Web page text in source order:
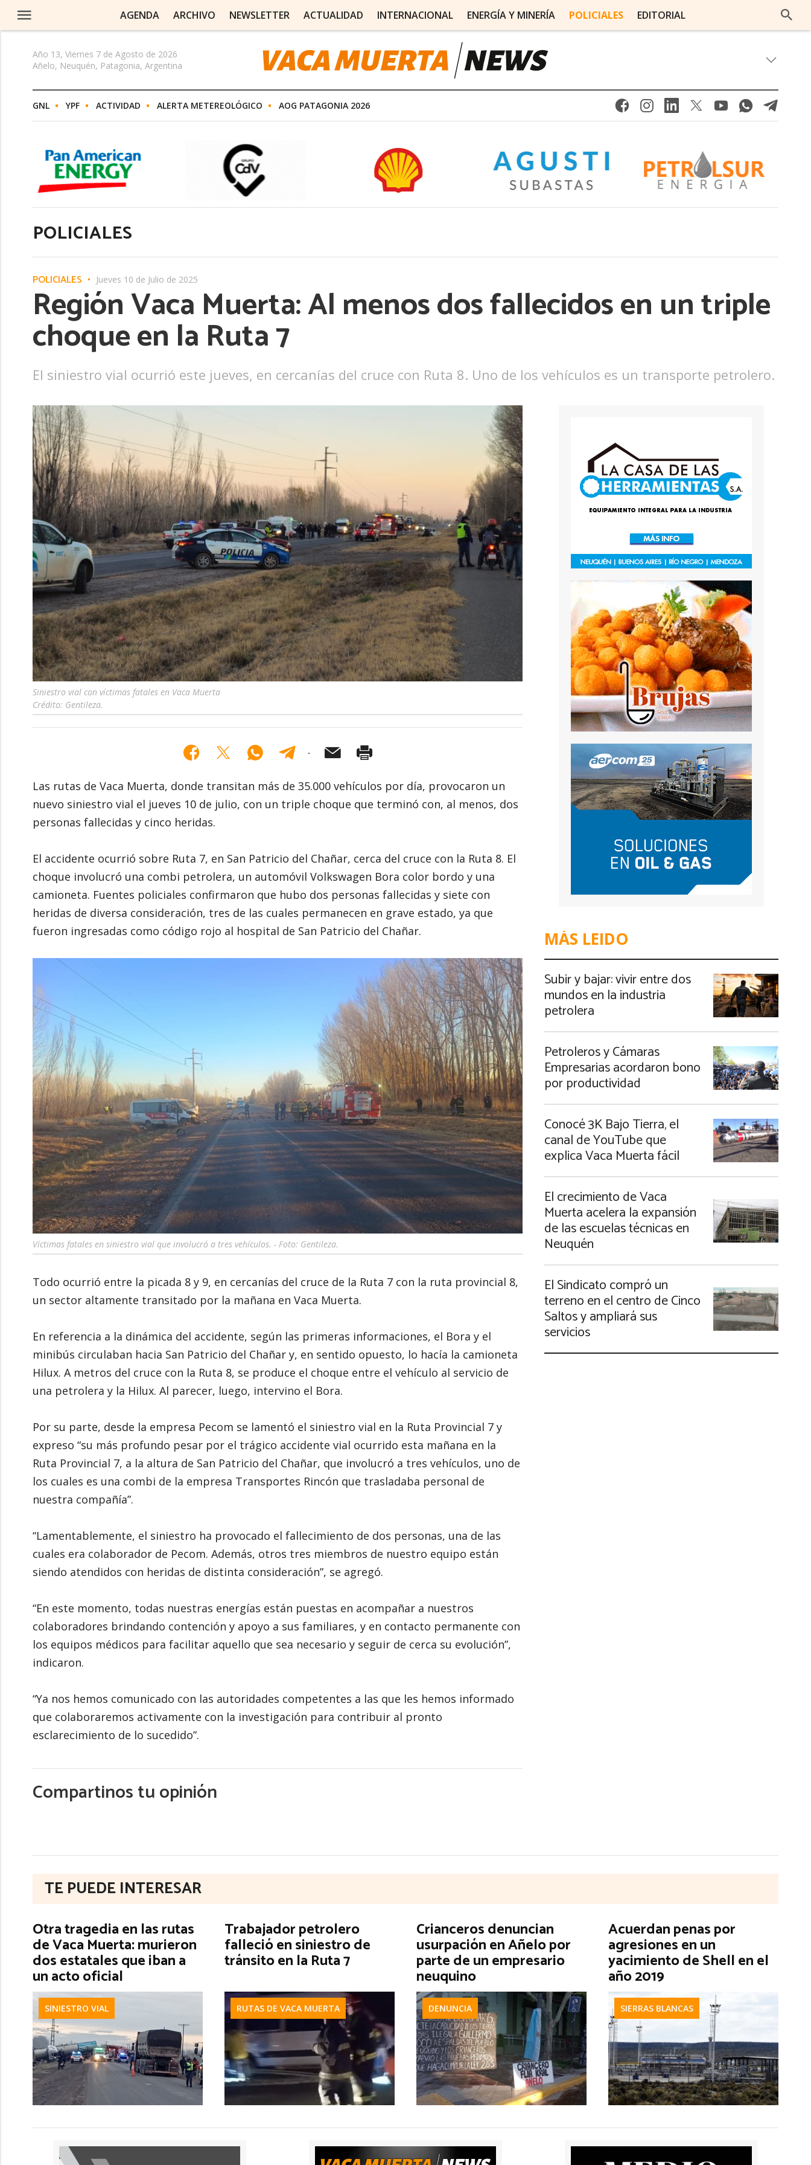
AGENDA ARCHIVO NEWSLETTER ACTUALIDAD INTERNACIONAL ENERGÍA Y MINERÍA POLICIALES EDITORIAL
Año 13, Viernes 7 de Agosto de 2026
Añelo, Neuquén, Patagonia, Argentina
GNL YPF ACTIVIDAD ALERTA METEREOLÓGICO AOG PATAGONIA 2026
POLICIALES
POLICIALES Jueves 10 de Julio de 2025
Región Vaca Muerta: Al menos dos fallecidos en un triple
choque en la Ruta 7
El siniestro vial ocurrió este jueves, en cercanías del cruce con Ruta 8. Uno de los vehículos es un transporte petrolero.
Siniestro vial con víctimas fatales en Vaca Muerta
Crédito: Gentileza.
Las rutas de Vaca Muerta, donde transitan más de 35.000 vehículos por día, provocaron un
nuevo siniestro vial el jueves 10 de julio, con un triple choque que terminó con, al menos, dos
personas fallecidas y cinco heridas.
El accidente ocurrió sobre Ruta 7, en San Patricio del Chañar, cerca del cruce con la Ruta 8. El
choque involucró una combi petrolera, un automóvil Volkswagen Bora color bordo y una
camioneta. Fuentes policiales confirmaron que hubo dos personas fallecidas y siete con
heridas de diversa consideración, tres de las cuales permanecen en grave estado, ya que
fueron ingresadas como código rojo al hospital de San Patricio del Chañar.
Víctimas fatales en siniestro vial que involucró a tres vehículos. - Foto: Gentileza.
Todo ocurrió entre la picada 8 y 9, en cercanías del cruce de la Ruta 7 con la ruta provincial 8,
un sector altamente transitado por la mañana en Vaca Muerta.
En referencia a la dinámica del accidente, según las primeras informaciones, el Bora y el
minibús circulaban hacia San Patricio del Chañar y, en sentido opuesto, lo hacía la camioneta
Hilux. A metros del cruce con la Ruta 8, se produce el choque entre el vehículo al servicio de
una petrolera y la Hilux. Al parecer, luego, intervino el Bora.
Por su parte, desde la empresa Pecom se lamentó el siniestro vial en la Ruta Provincial 7 y
expreso “su más profundo pesar por el trágico accidente vial ocurrido esta mañana en la
Ruta Provincial 7, a la altura de San Patricio del Chañar, que involucró a tres vehículos, uno de
los cuales es una combi de la empresa Transportes Rincón que trasladaba personal de
nuestra compañía”.
“Lamentablemente, el siniestro ha provocado el fallecimiento de dos personas, una de las
cuales era colaborador de Pecom. Además, otros tres miembros de nuestro equipo están
siendo atendidos con heridas de distinta consideración”, se agregó.
“En este momento, todas nuestras energías están puestas en acompañar a nuestros
colaboradores brindando contención y apoyo a sus familiares, y en contacto permanente con
los equipos médicos para facilitar aquello que sea necesario y seguir de cerca su evolución”,
indicaron.
“Ya nos hemos comunicado con las autoridades competentes a las que les hemos informado
que colaboraremos activamente con la investigación para contribuir al pronto
esclarecimiento de lo sucedido”.
Compartinos tu opinión
MÁS LEIDO
Subir y bajar: vivir entre dos
mundos en la industria
petrolera
Petroleros y Cámaras
Empresarias acordaron bono
por productividad
Conocé 3K Bajo Tierra, el
canal de YouTube que
explica Vaca Muerta fácil
El crecimiento de Vaca
Muerta acelera la expansión
de las escuelas técnicas en
Neuquén
El Sindicato compró un
terreno en el centro de Cinco
Saltos y ampliará sus
servicios
TE PUEDE INTERESAR
Otra tragedia en las rutas
de Vaca Muerta: murieron
dos estatales que iban a
un acto oficial
SINIESTRO VIAL
Trabajador petrolero
falleció en siniestro de
tránsito en la Ruta 7
RUTAS DE VACA MUERTA
Crianceros denuncian
usurpación en Añelo por
parte de un empresario
neuquino
DENUNCIA
Acuerdan penas por
agresiones en un
yacimiento de Shell en el
año 2019
SIERRAS BLANCAS